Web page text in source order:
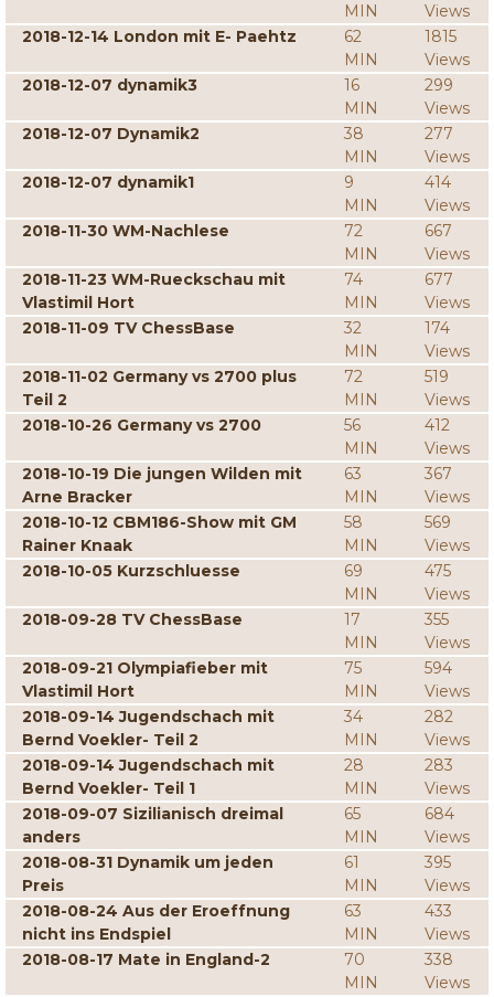
MIN
Views
2018-12-14 London mit E- Paehtz
62
MIN
1815
Views
2018-12-07 dynamik3
16
MIN
299
Views
2018-12-07 Dynamik2
38
MIN
277
Views
2018-12-07 dynamik1
9
MIN
414
Views
2018-11-30 WM-Nachlese
72
MIN
667
Views
2018-11-23 WM-Rueckschau mit
Vlastimil Hort
74
MIN
677
Views
2018-11-09 TV ChessBase
32
MIN
174
Views
2018-11-02 Germany vs 2700 plus
Teil 2
72
MIN
519
Views
2018-10-26 Germany vs 2700
56
MIN
412
Views
2018-10-19 Die jungen Wilden mit
Arne Bracker
63
MIN
367
Views
2018-10-12 CBM186-Show mit GM
Rainer Knaak
58
MIN
569
Views
2018-10-05 Kurzschluesse
69
MIN
475
Views
2018-09-28 TV ChessBase
17
MIN
355
Views
2018-09-21 Olympiafieber mit
Vlastimil Hort
75
MIN
594
Views
2018-09-14 Jugendschach mit
Bernd Voekler- Teil 2
34
MIN
282
Views
2018-09-14 Jugendschach mit
Bernd Voekler- Teil 1
28
MIN
283
Views
2018-09-07 Sizilianisch dreimal
anders
65
MIN
684
Views
2018-08-31 Dynamik um jeden
Preis
61
MIN
395
Views
2018-08-24 Aus der Eroeffnung
nicht ins Endspiel
63
MIN
433
Views
2018-08-17 Mate in England-2
70
MIN
338
Views